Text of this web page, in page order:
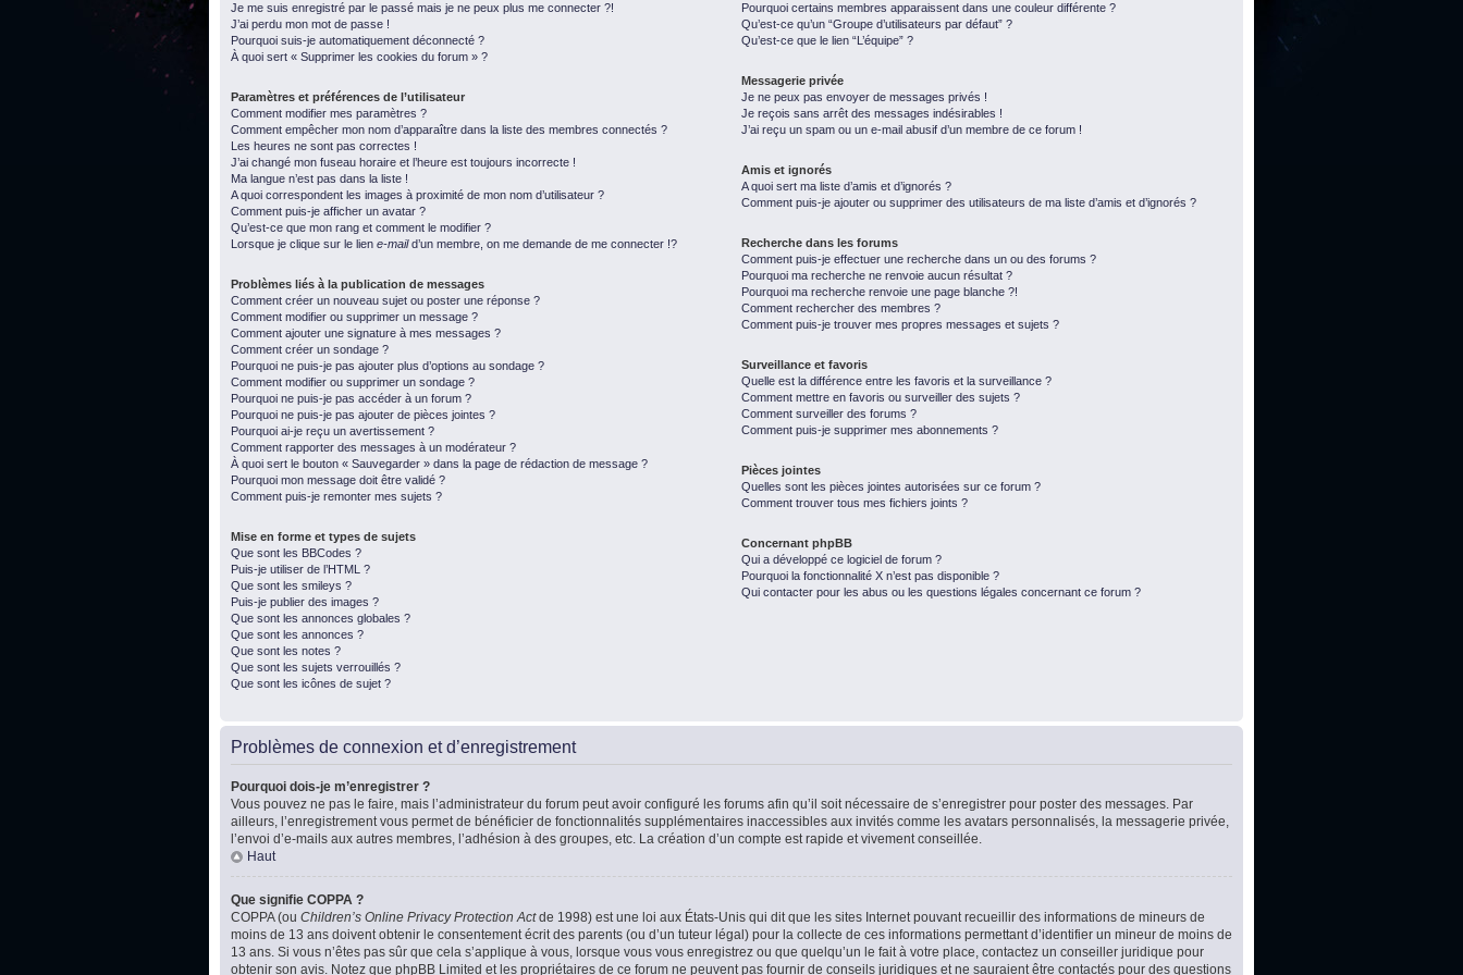
Je me suis enregistré par le passé mais je ne peux plus me connecter ?!
J’ai perdu mon mot de passe !
Pourquoi suis-je automatiquement déconnecté ?
À quoi sert « Supprimer les cookies du forum » ?
Paramètres et préférences de l’utilisateur
Comment modifier mes paramètres ?
Comment empêcher mon nom d’apparaître dans la liste des membres connectés ?
Les heures ne sont pas correctes !
J’ai changé mon fuseau horaire et l’heure est toujours incorrecte !
Ma langue n’est pas dans la liste !
A quoi correspondent les images à proximité de mon nom d’utilisateur ?
Comment puis-je afficher un avatar ?
Qu’est-ce que mon rang et comment le modifier ?
Lorsque je clique sur le lien e-maild’un membre, on me demande de me connecter !?
Problèmes liés à la publication de messages
Comment créer un nouveau sujet ou poster une réponse ?
Comment modifier ou supprimer un message ?
Comment ajouter une signature à mes messages ?
Comment créer un sondage ?
Pourquoi ne puis-je pas ajouter plus d’options au sondage ?
Comment modifier ou supprimer un sondage ?
Pourquoi ne puis-je pas accéder à un forum ?
Pourquoi ne puis-je pas ajouter de pièces jointes ?
Pourquoi ai-je reçu un avertissement ?
Comment rapporter des messages à un modérateur ?
À quoi sert le bouton « Sauvegarder » dans la page de rédaction de message ?
Pourquoi mon message doit être validé ?
Comment puis-je remonter mes sujets ?
Mise en forme et types de sujets
Que sont les BBCodes ?
Puis-je utiliser de l’HTML ?
Que sont les smileys ?
Puis-je publier des images ?
Que sont les annonces globales ?
Que sont les annonces ?
Que sont les notes ?
Que sont les sujets verrouillés ?
Que sont les icônes de sujet ?
Pourquoi certains membres apparaissent dans une couleur différente ?
Qu’est-ce qu’un “Groupe d’utilisateurs par défaut” ?
Qu’est-ce que le lien “L’équipe” ?
Messagerie privée
Je ne peux pas envoyer de messages privés !
Je reçois sans arrêt des messages indésirables !
J’ai reçu un spam ou un e-mail abusif d’un membre de ce forum !
Amis et ignorés
A quoi sert ma liste d’amis et d’ignorés ?
Comment puis-je ajouter ou supprimer des utilisateurs de ma liste d’amis et d’ignorés ?
Recherche dans les forums
Comment puis-je effectuer une recherche dans un ou des forums ?
Pourquoi ma recherche ne renvoie aucun résultat ?
Pourquoi ma recherche renvoie une page blanche ?!
Comment rechercher des membres ?
Comment puis-je trouver mes propres messages et sujets ?
Surveillance et favoris
Quelle est la différence entre les favoris et la surveillance ?
Comment mettre en favoris ou surveiller des sujets ?
Comment surveiller des forums ?
Comment puis-je supprimer mes abonnements ?
Pièces jointes
Quelles sont les pièces jointes autorisées sur ce forum ?
Comment trouver tous mes fichiers joints ?
Concernant phpBB
Qui a développé ce logiciel de forum ?
Pourquoi la fonctionnalité X n’est pas disponible ?
Qui contacter pour les abus ou les questions légales concernant ce forum ?
Problèmes de connexion et d’enregistrement
Pourquoi dois-je m’enregistrer ?
Vous pouvez ne pas le faire, mais l’administrateur du forum peut avoir configuré les forums afin qu’il soit nécessaire de s’enregistrer pour poster des messages. Par
ailleurs, l’enregistrement vous permet de bénéficier de fonctionnalités supplémentaires inaccessibles aux invités comme les avatars personnalisés, la messagerie privée,
l’envoi d’e-mails aux autres membres, l’adhésion à des groupes, etc. La création d’un compte est rapide et vivement conseillée.
Haut
Que signifie COPPA ?
COPPA (ou Children’s Online Privacy Protection Actde 1998) est une loi aux États-Unis qui dit que les sites Internet pouvant recueillir des informations de mineurs de
moins de 13 ans doivent obtenir le consentement écrit des parents (ou d’un tuteur légal) pour la collecte de ces informations permettant d’identifier un mineur de moins de
13 ans. Si vous n’êtes pas sûr que cela s’applique à vous, lorsque vous vous enregistrez ou que quelqu’un le fait à votre place, contactez un conseiller juridique pour
obtenir son avis. Notez que phpBB Limited et les propriétaires de ce forum ne peuvent pas fournir de conseils juridiques et ne sauraient être contactés pour des questions